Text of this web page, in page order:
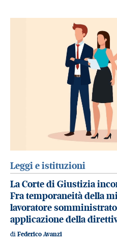
Leggi e istituzioni
La Corte di Giustizia
Fra temporaneità della
lavoratore
applicazione della
di Federico Avanzi